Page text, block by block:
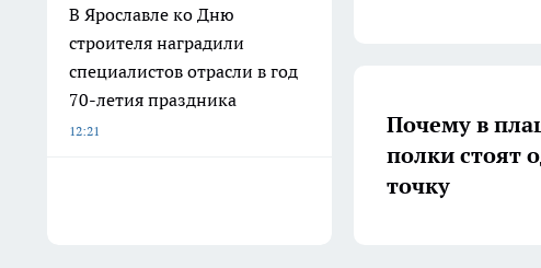
В Ярославле ко Дню
строителя наградили
специалистов отрасли в год
70-летия праздника
12:21
Почему в
полки стоят
точку